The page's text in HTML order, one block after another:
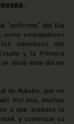
“uniforme” del Día
como embajadores
miembros del
y la Primera
se abrió este día en
de Malabo, que no
Por eso, muchas
a que acabase la
y comenzar su